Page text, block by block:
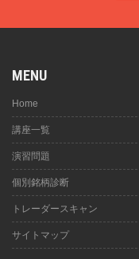
MENU
Home
講座一覧
演習問題
個別銘柄診断
トレーダースキャン
サイトマップ